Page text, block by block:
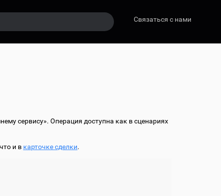
Связаться с нами
сервису». Операция доступна как в сценариях
и в карточке сделки.